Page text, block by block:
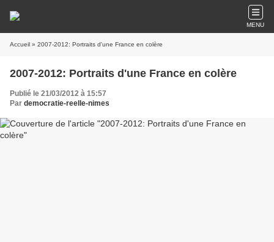
MENU
Accueil » 2007-2012: Portraits d'une France en colère
2007-2012: Portraits d'une France en colère
Publié le 21/03/2012 à 15:57
Par democratie-reelle-nimes